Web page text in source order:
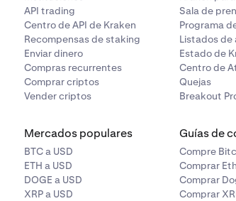
API trading
Centro de API de Kraken
Recompensas de staking
Enviar dinero
Compras recurrentes
Comprar criptos
Vender criptos
Sala de
Programa
Listados de
Estado de
Centro de
Quejas
Breakout
Mercados populares
BTC a USD
ETH a USD
DOGE a USD
XRP a USD
Guías de
Compre
Comprar
Comprar
Comprar